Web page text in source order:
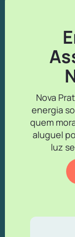
Nova
energia
quem
aluguel
luz